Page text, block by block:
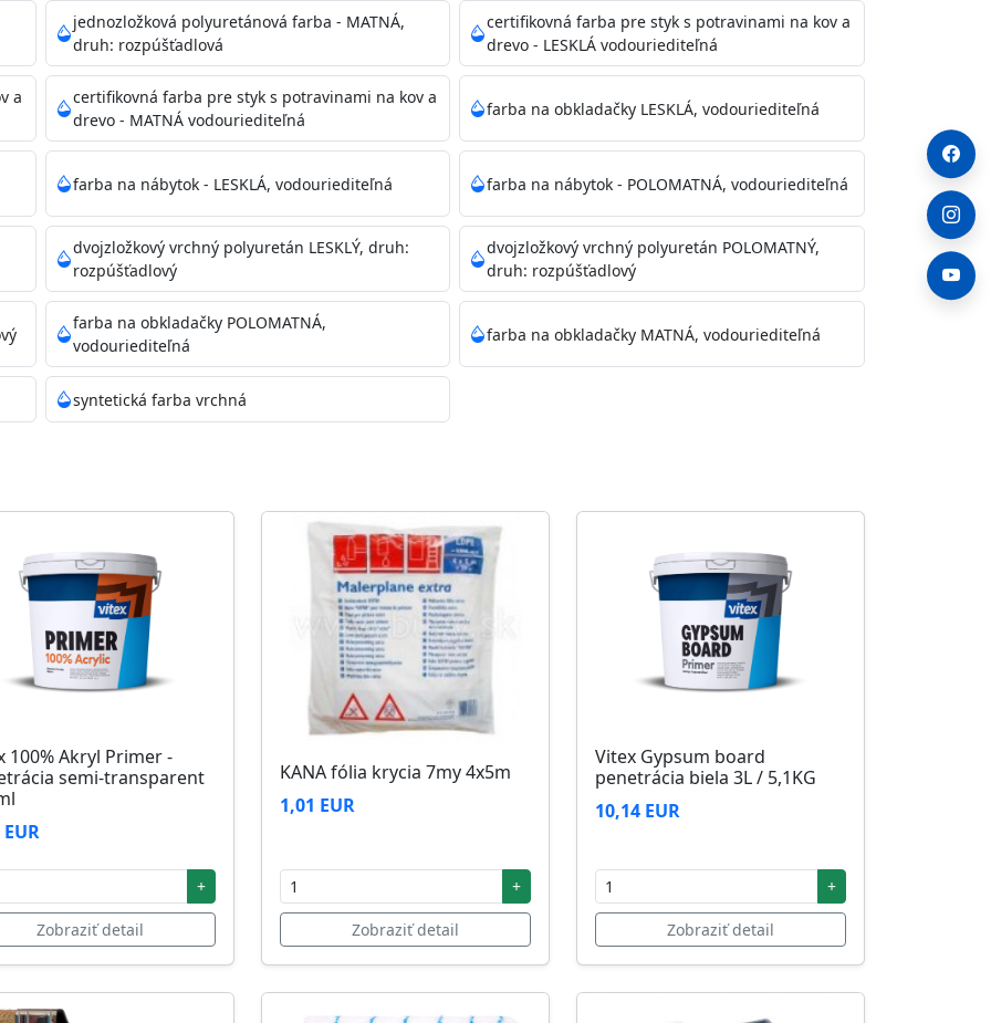
prachu, mastnoty, solí a materiálov so zlou priľnavosťou. Otvory alebo trhliny vyplňte
light putty a prebrúste. Nové alebo porézne povrchy natreté menej kvalitnými farbami
5°C až 25°C
jednozložková polyuretánová farba - MATNÁ,
druh: rozpúšťadlová
certifikovná farba pre styk s potravinami na kov a
drevo - LESKLÁ vodouriediteľná
a
certifikovná farba pre styk s potravinami na kov a
drevo - MATNÁ vodouriediteľná
farba na obkladačky LESKLÁ, vodouriediteľná
farba na nábytok - LESKLÁ, vodouriediteľná farba na nábytok - POLOMATNÁ, vodouriediteľná
dvojzložkový vrchný polyuretán LESKLÝ, druh:
rozpúšťadlový
dvojzložkový vrchný polyuretán POLOMATNÝ,
druh: rozpúšťadlový
farba na obkladačky POLOMATNÁ,
vodouriediteľná
farba na obkladačky MATNÁ, vodouriediteľná
syntetická farba vrchná
100% Akryl Primer -
semi-transparent
+
Zobraziť detail
KANA fólia krycia 7my 4x5m
1,01 EUR
+
Zobraziť detail
Vitex Gypsum board
penetrácia biela 3L / 5,1KG
10,14 EUR
+
Zobraziť detail